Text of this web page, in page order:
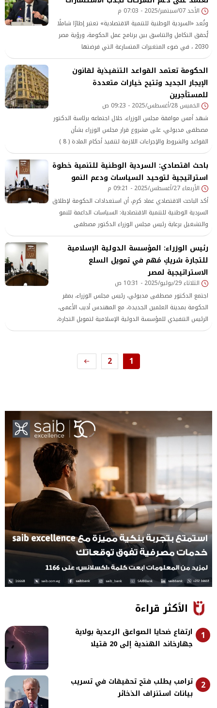
الأحد 07/سبتمبر/2025 - 07:03 م
وتُعد «السردية الوطنية للتنمية الاقتصادية» تعتبر إطارًا شاملًا
يُُحقق التكامل والتناسق بين برنامج عمل الحكومة، ورؤية مصر
2030 ، في ضوء المتغيرات المتسارعة التي فرضتها
المستجدات الإقليمية
الحكومة تعتمد القواعد التنفيذية لقانون
الإيجار الجديد وتتيح خيارات متعددة
للمستأجرين
الخميس 28/أغسطس/2025 - 09:23 ص
شهد أمس موافقة مجلس الوزراء، خلال اجتماعه برئاسة الدكتور
مصطفى مدبولي، على مشروع قرار مجلس الوزراء بشأن
القواعد والشروط والإجراءات اللازمة لتنفيذ أحكام المادة ( 8 )
من القانون رقم 164 لسنة 2025، بشأن بعض الأحكام المتعلقة
بقوانين إيجار الأماكن وإعادة تنظيم العلاقة بين المؤجر
والمستأجر.
باحث اقتصادي: السردية الوطنية للتنمية خطوة
استراتيجية لتوحيد السياسات ودعم النمو
الأربعاء 27/أغسطس/2025 - 09:21 م
أكد الباحث الاقتصادي عماد كرم، أن استعدادات الحكومة لإطلاق
السردية الوطنية للتنمية الاقتصادية: السياسات الداعمة للنمو
والتشغيل برعاية رئيس مجلس الوزراء الدكتور مصطفى
مدبولي، تمثل خطوة استراتيجية بالغة الأهمية نحو صياغة رؤية
اقتصادية متكاملة توحد الجهود وتنسق بين مختلف السياسات
الحكومية.
رئيس الوزراء: المؤسسة الدولية الإسلامية
للتجارة شريكٍ مُهم في تمويل السلع
الاستراتيجية لمصر
الثلاثاء 29/يوليو/2025 - 10:31 ص
اجتمع الدكتور مصطفى مدبولي، رئيس مجلس الوزراء، بمقر
الحكومة بمدينة العلمين الجديدة، مع المهندس أديب الأعمى،
الرئيس التنفيذي للمؤسسة الدولية الإسلامية لتمويل التجارة،
وذلك بحضور الدكتورة رانيا المشاط، وزيرة التخطيط والتنمية
التموين والتجارة الداخلية، وعددٍ من مسئولي الجهات المعنية،
وبمشاركة وأحمد كجوك، وزير المالية، عبر تقنية الفيديو
1
2
الأكثر قراءة
1
ارتفاع ضحايا الصواعق الرعدية بولاية
جهارخاند الهندية إلى 20 قتيلا
2
ترامب يطلب فتح تحقيقات في تسريب
بيانات استنزاف الذخائر